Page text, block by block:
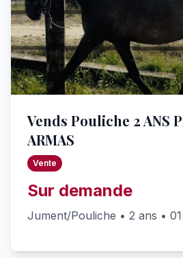
Vends Pouliche 2 ANS
ARMAS
Vente
Sur demande
Jument/Pouliche • 2 ans • 01